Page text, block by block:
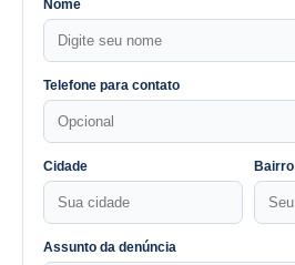
Nome
Telefone para contato
Cidade Bairro
Assunto da denúncia